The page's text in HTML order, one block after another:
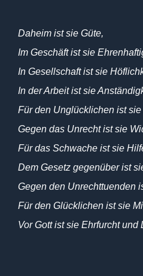
Daheim ist sie Güte,
Im Geschäft ist sie
In Gesellschaft ist sie
In der Arbeit ist sie
Für den Unglücklichen ist sie
Gegen das Unrecht ist sie
Für das Schwache ist sie
Dem Gesetz gegenüber ist
Gegen den Unrechttuenden
Für den Glücklichen ist sie
Vor Gott ist sie Ehrfurcht und